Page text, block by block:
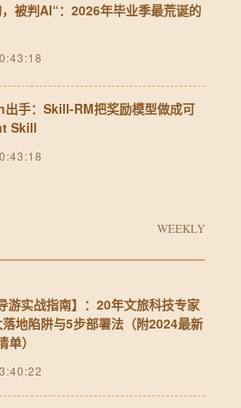
被判AI“：2026年毕业季最荒诞的
出手：Skill-RM把奖励模型做成可
Skill
WEEKLY
游实战指南】：20年文旅科技专家
地陷阱与5步部署法（附2024最新
）